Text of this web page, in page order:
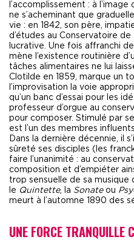
l’accomplissement : à
ne s’acheminant que
vie : en 1842, son père,
d’études au Conservatoire
lucrative. Une fois affranchi
mène l’existence routinière
tâches alimentaires ne lui
Clotilde en 1859, marque un
l’improvisation la voie
qu’un banc d’essai pour les
professeur d’orgue au
pour composer. Stimulé par
est l’un des membres
Dans la dernière décennie, il
sûreté ses disciples (les
faire l’unanimité : au
composition et d’empiéter
trop sensuelle de sa
le Quintette, la Sonate ou
meurt à l’automne 1890 des
UNE FORCE TRANQUILLE